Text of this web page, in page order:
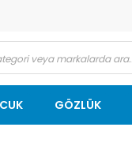
GÖZLÜK